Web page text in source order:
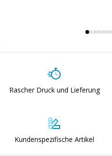
Rascher Druck und Lieferung
Kundenspezifische Artikel